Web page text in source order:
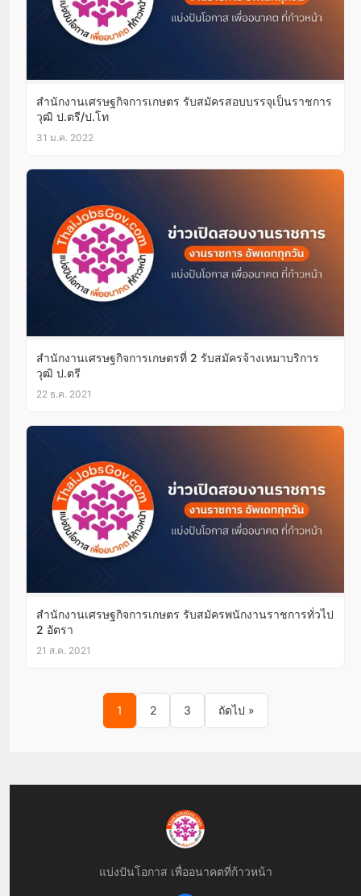
สำนักงานเศรษฐกิจการเกษตร รับสมัครสอบบรรจุเป็นราชการ
วุฒิ ป.ตรี/ป.โท
31 ม.ค. 2022
สำนักงานเศรษฐกิจการเกษตรที่ 2 รับสมัครจ้างเหมาบริการ
วุฒิ ป.ตรี
22 ธ.ค. 2021
สำนักงานเศรษฐกิจการเกษตร รับสมัครพนักงานราชการทั่วไป
2 อัตรา
21 ส.ค. 2021
Posts pagination
1 2 3 ถัดไป »
แบ่งปันโอกาส เพื่ออนาคตที่ก้าวหน้า